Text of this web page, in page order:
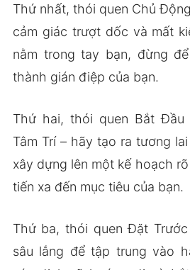
Thứ nhất, thói quen Chủ
cảm giác trượt dốc và mất
nằm trong tay bạn, đừng
thành gián điệp của bạn.
Thứ hai, thói quen Bắt Đầu
Tâm Trí – hãy tạo ra tương
xây dựng lên một kế hoạch
tiến xa đến mục tiêu của bạn.
Thứ ba, thói quen Đặt
sâu lắng để tập trung vào